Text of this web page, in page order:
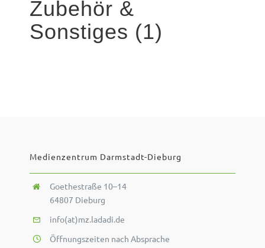
Zubehör &
Sonstiges (1)
Medienzentrum Darmstadt-Dieburg
Goethestraße 10–14
64807 Dieburg
info(at)mz.ladadi.de
Öffnungszeiten nach Absprache